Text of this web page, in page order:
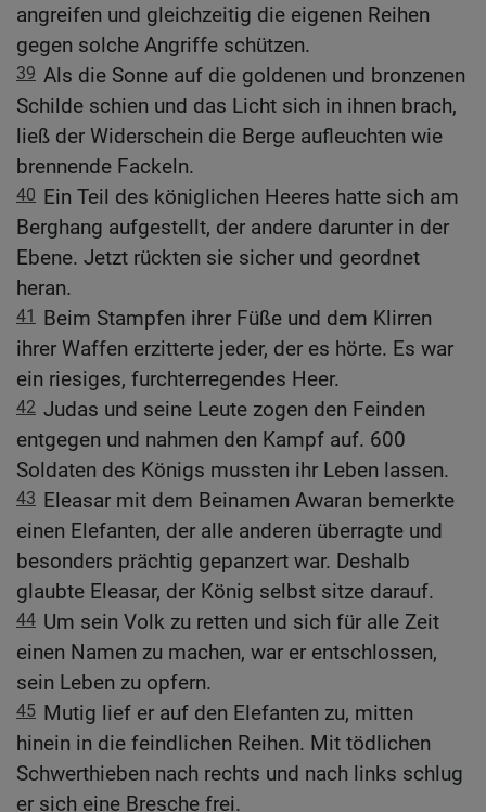
angreifen und gleichzeitig die eigenen Reihen
gegen solche Angriffe schützen.
39 Als die Sonne auf die goldenen und bronzenen
Schilde schien und das Licht sich in ihnen brach,
ließ der Widerschein die Berge aufleuchten wie
brennende Fackeln.
40 Ein Teil des königlichen Heeres hatte sich am
Berghang aufgestellt, der andere darunter in der
Ebene. Jetzt rückten sie sicher und geordnet
heran.
41 Beim Stampfen ihrer Füße und dem Klirren
ihrer Waffen erzitterte jeder, der es hörte. Es war
ein riesiges, furchterregendes Heer.
42 Judas und seine Leute zogen den Feinden
entgegen und nahmen den Kampf auf. 600
Soldaten des Königs mussten ihr Leben lassen.
43 Eleasar mit dem Beinamen Awaran bemerkte
einen Elefanten, der alle anderen überragte und
besonders prächtig gepanzert war. Deshalb
glaubte Eleasar, der König selbst sitze darauf.
44 Um sein Volk zu retten und sich für alle Zeit
einen Namen zu machen, war er entschlossen,
sein Leben zu opfern.
45 Mutig lief er auf den Elefanten zu, mitten
hinein in die feindlichen Reihen. Mit tödlichen
Schwerthieben nach rechts und nach links schlug
er sich eine Bresche frei.